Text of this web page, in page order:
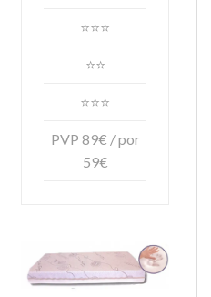
⭐⭐⭐
⭐⭐
⭐⭐⭐
PVP 89€ / por
59€